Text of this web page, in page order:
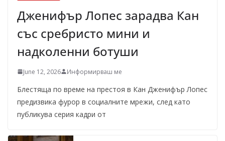
Дженифър Лопес зарадва Кан
със сребристо мини и
надколенни ботуши
June 12, 2026 Информирваш ме
Блестяща по време на престоя в Кан Дженифър Лопес
предизвика фурор в социалните мрежи, след като
публикува серия кадри от